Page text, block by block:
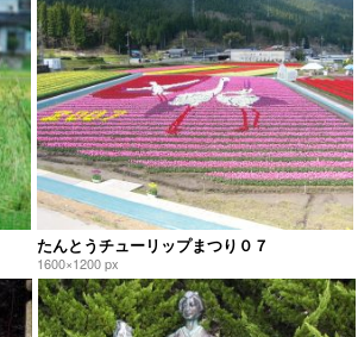
たんとうチューリップまつり０７
1600×1200 px